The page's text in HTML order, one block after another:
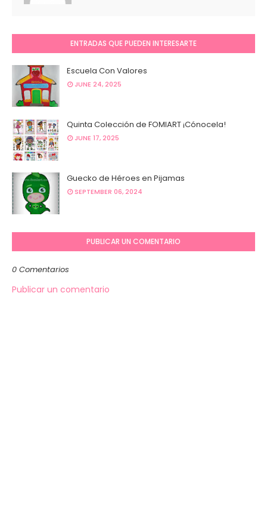
ENTRADAS QUE PUEDEN INTERESARTE
Escuela Con Valores
JUNE 24, 2025
Quinta Colección de FOMIART ¡Cónocela!
JUNE 17, 2025
Guecko de Héroes en Pijamas
SEPTEMBER 06, 2024
PUBLICAR UN COMENTARIO
0 Comentarios
Publicar un comentario